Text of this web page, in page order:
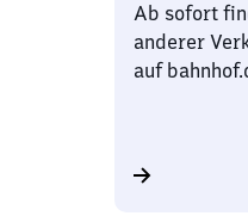
Ab sofort
anderer
auf